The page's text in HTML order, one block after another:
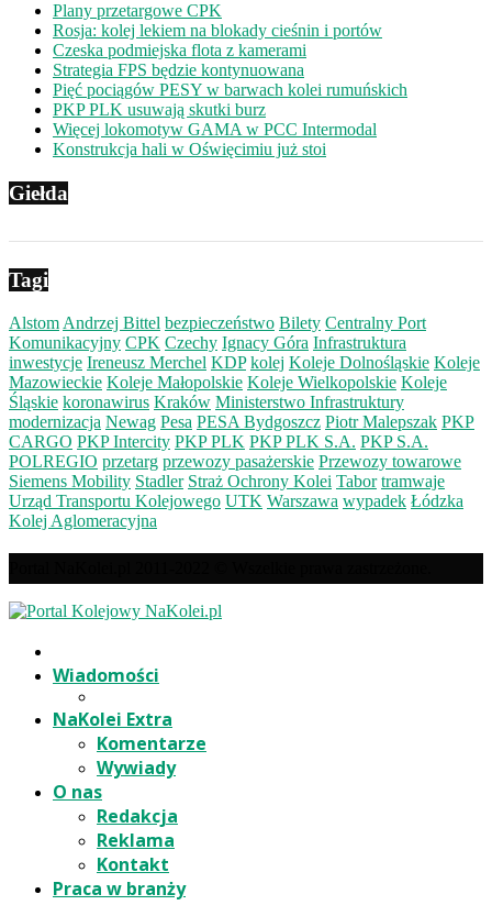
Plany przetargowe CPK
Rosja: kolej lekiem na blokady cieśnin i portów
Czeska podmiejska flota z kamerami
Strategia FPS będzie kontynuowana
Pięć pociągów PESY w barwach kolei rumuńskich
PKP PLK usuwają skutki burz
Więcej lokomotyw GAMA w PCC Intermodal
Konstrukcja hali w Oświęcimiu już stoi
Giełda
Tagi
Alstom Andrzej Bittel bezpieczeństwo Bilety Centralny Port
Komunikacyjny CPK Czechy Ignacy Góra Infrastruktura
inwestycje Ireneusz Merchel KDP kolej Koleje Dolnośląskie Koleje
Mazowieckie Koleje Małopolskie Koleje Wielkopolskie Koleje
Śląskie koronawirus Kraków Ministerstwo Infrastruktury
modernizacja Newag Pesa PESA Bydgoszcz Piotr Malepszak PKP
CARGO PKP Intercity PKP PLK PKP PLK S.A. PKP S.A.
POLREGIO przetarg przewozy pasażerskie Przewozy towarowe
Siemens Mobility Stadler Straż Ochrony Kolei Tabor tramwaje
Urząd Transportu Kolejowego UTK Warszawa wypadek Łódzka
Kolej Aglomeracyjna
Wiadomości
NaKolei Extra
Komentarze
Wywiady
O nas
Redakcja
Reklama
Kontakt
Praca w branży